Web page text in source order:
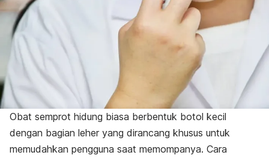
Obat semprot hidung biasa berbentuk botol kecil
dengan bagian leher yang dirancang khusus untuk
memudahkan pengguna saat memompanya. Cara